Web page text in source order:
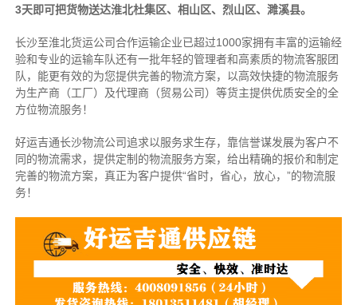
3天即可把货物送达淮北杜集区、相山区、烈山区、濉溪县。
长沙至淮北货运公司合作运输企业已超过1000家拥有丰富的运输经
验和专业的运输车队还有一批年轻的管理者和高素质的物流客服团
队，能更有效的为您提供完善的物流方案，以高效快捷的物流服务
为生产商（工厂）及代理商（贸易公司）等货主提供优质安全的全
方位物流服务！
好运吉通长沙物流公司追求以服务求生存，靠信誉谋发展为客户不
同的物流需求，提供定制的物流服务方案，给出精确的报价和制定
完善的物流方案，真正为客户提供“省时，省心，放心，”的物流服
务！